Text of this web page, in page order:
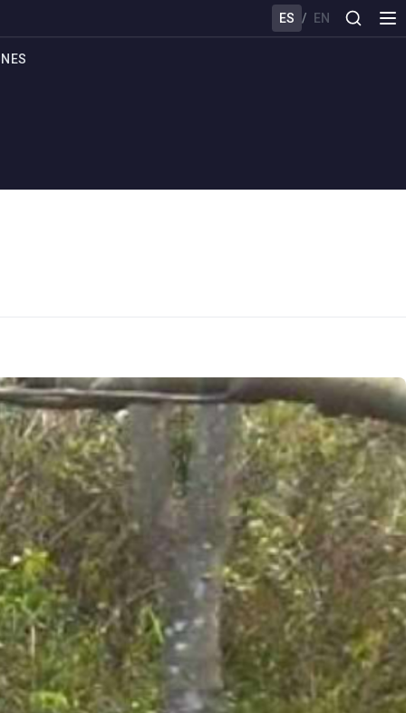
ES / EN